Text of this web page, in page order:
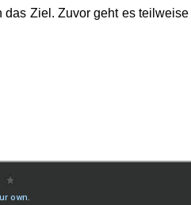
Ziel. Zuvor geht es